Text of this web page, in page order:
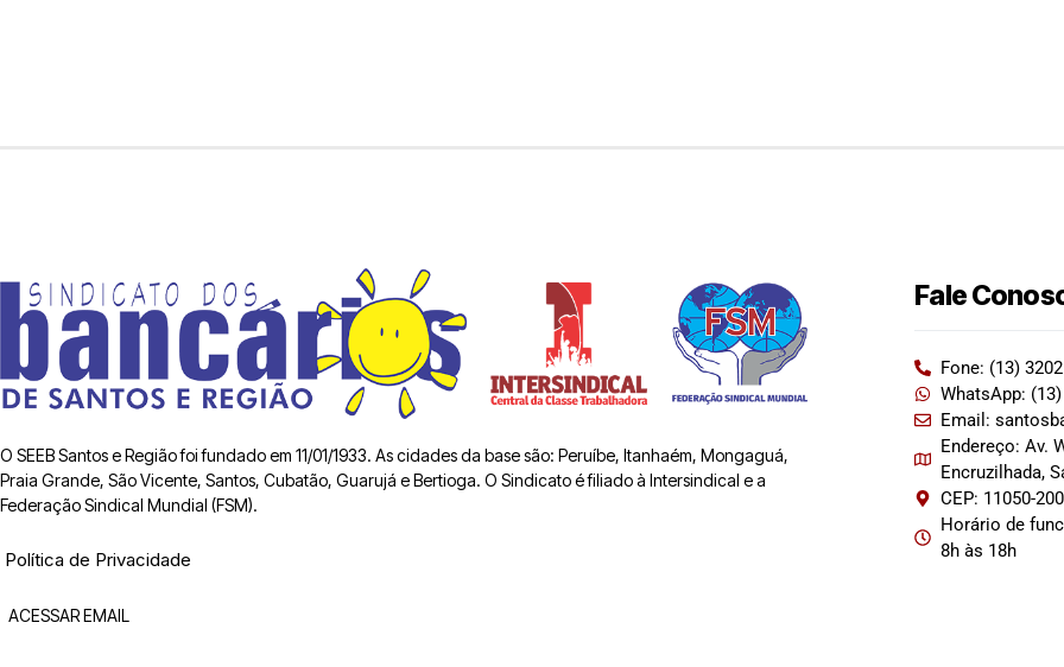
O SEEB Santos e Região foi fundado em 11/01/1933. As cidades da base são: Peruíbe, Itanhaém, Mongaguá,
Praia Grande, São Vicente, Santos, Cubatão, Guarujá e Bertioga. O Sindicato é filiado à Intersindical e a
Federação Sindical Mundial (FSM).
Política de Privacidade
ACESSAR EMAIL
Fale
Fone: (13)
WhatsApp:
Email:
Endereço: Av.
Encruzilhada,
CEP: 11050-200
Horário de
8h às 18h